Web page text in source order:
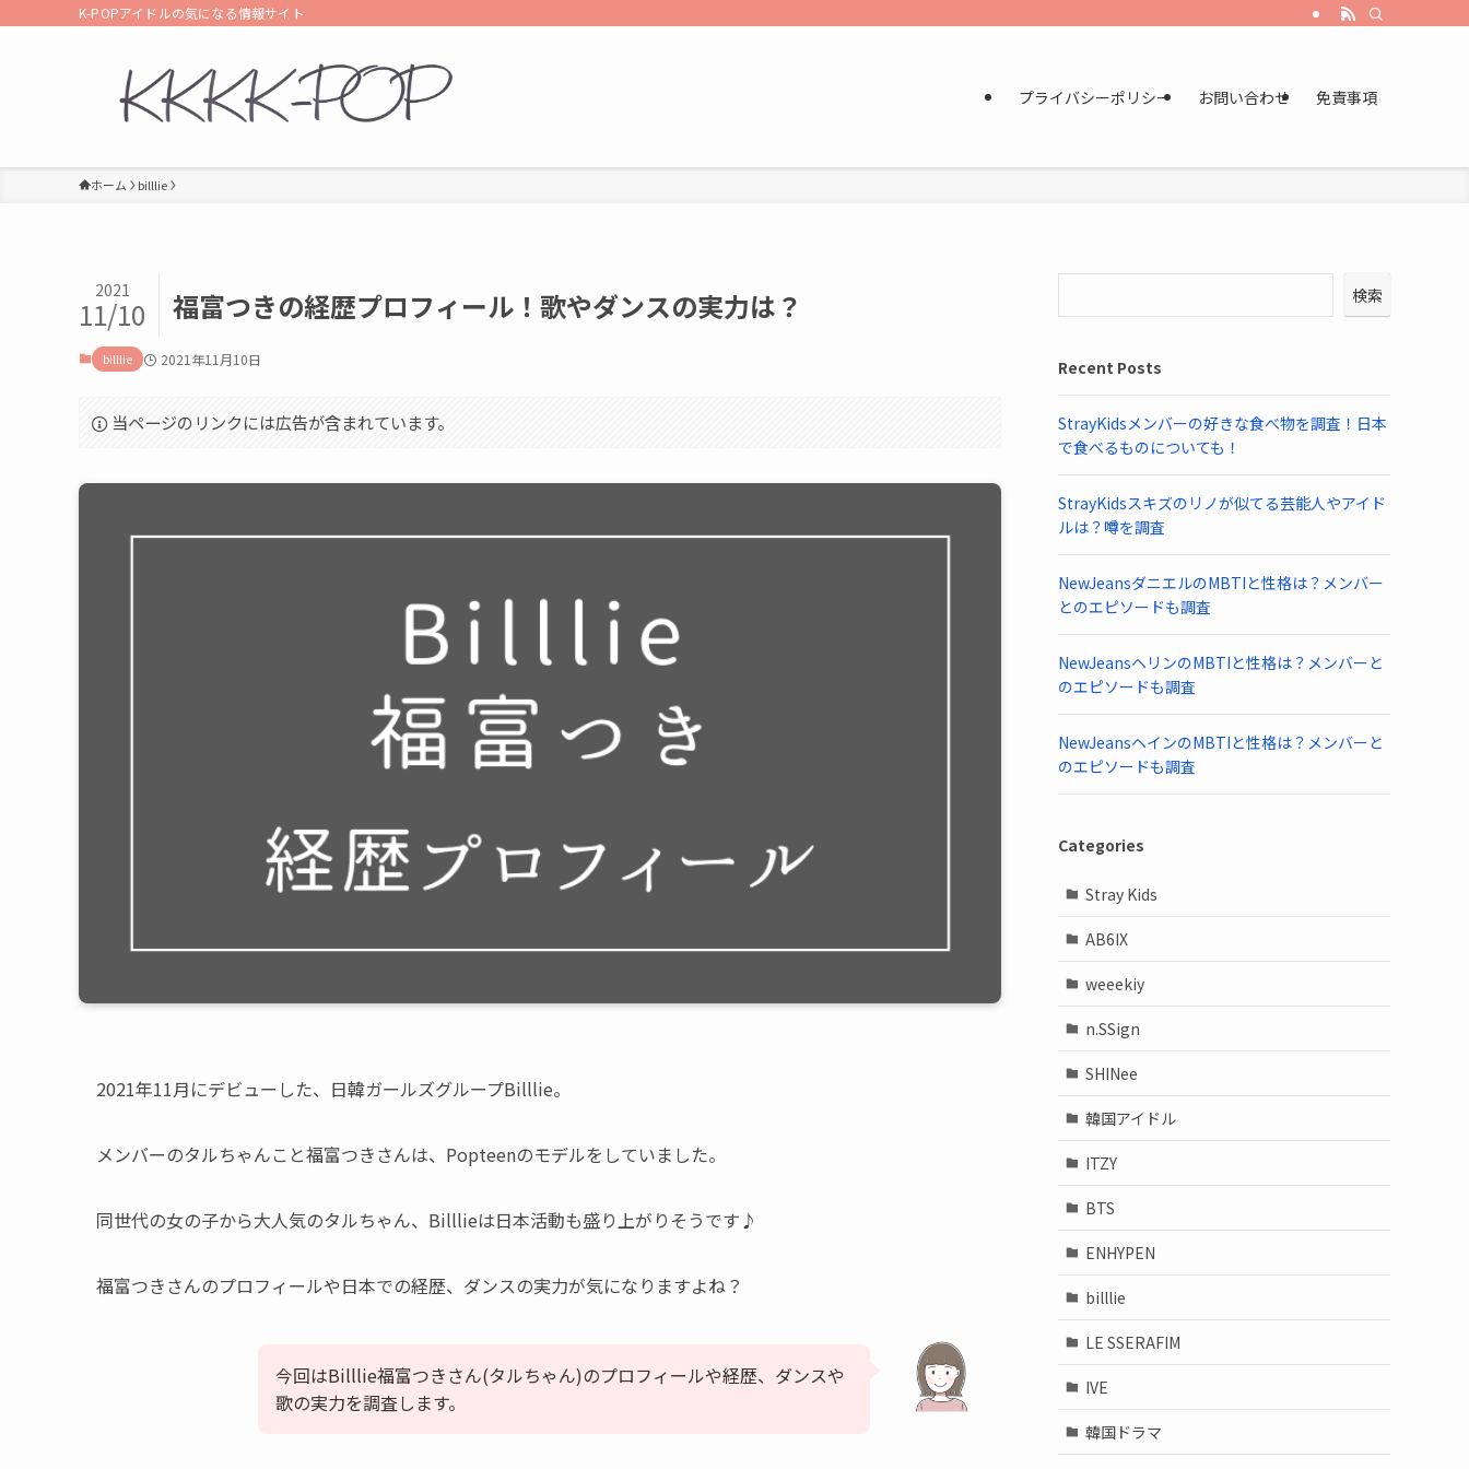
K-POPアイドルの気になる情報サイト
プライバシーポリシー お問い合わせ 免責事項
ホーム billlie
福富つきの経歴プロフィール！歌やダンスの実力は？
2021
11/10
billlie 2021年11月10日
当ページのリンクには広告が含まれています。
2021年11月にデビューした、日韓ガールズグループBilllie。
メンバーのタルちゃんこと福富つきさんは、Popteenのモデルをしていました。
同世代の女の子から大人気のタルちゃん、Billlieは日本活動も盛り上がりそうです♪
福富つきさんのプロフィールや日本での経歴、ダンスの実力が気になりますよね？
今回はBilllie福富つきさん(タルちゃん)のプロフィールや経歴、ダンスや
歌の実力を調査します。
検索
Recent Posts
StrayKidsメンバーの好きな食べ物を調査！日本
で食べるものについても！
StrayKidsスキズのリノが似てる芸能人やアイド
ルは？噂を調査
NewJeansダニエルのMBTIと性格は？メンバー
とのエピソードも調査
NewJeansヘリンのMBTIと性格は？メンバーと
のエピソードも調査
NewJeansヘインのMBTIと性格は？メンバーと
のエピソードも調査
Categories
Stray Kids
AB6IX
weeekiy
n.SSign
SHINee
韓国アイドル
ITZY
BTS
ENHYPEN
billlie
LE SSERAFIM
IVE
韓国ドラマ